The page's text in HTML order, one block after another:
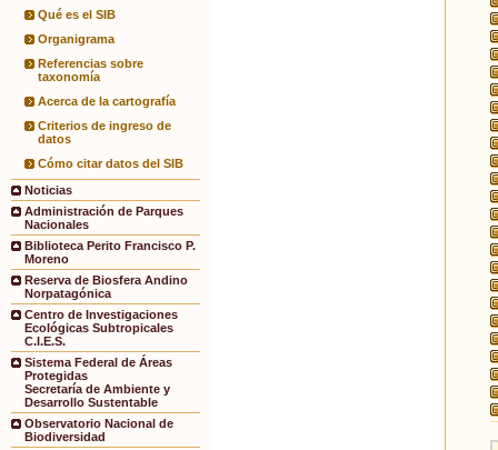
Qué es el SIB
Organigrama
Referencias sobre
taxonomía
Acerca de la cartografía
Criterios de ingreso de
datos
Cómo citar datos del SIB
Noticias
Administración de Parques
Nacionales
Biblioteca Perito Francisco P.
Moreno
Reserva de Biosfera Andino
Norpatagónica
Centro de Investigaciones
Ecológicas Subtropicales
C.I.E.S.
Sistema Federal de Áreas
Protegidas
Secretaría de Ambiente y
Desarrollo Sustentable
Observatorio Nacional de
Biodiversidad